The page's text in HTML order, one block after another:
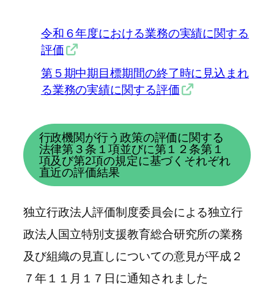
令和６年度における業務の実績に関する
評価
第５期中期目標期間の終了時に見込まれ
る業務の実績に関する評価
行政機関が行う政策の評価に関する
法律第３条１項並びに第１２条第１
項及び第2項の規定に基づくそれぞれ
直近の評価結果
独立行政法人評価制度委員会による独立行
政法人国立特別支援教育総合研究所の業務
及び組織の見直しについての意見が平成２
７年１１月１７日に通知されました